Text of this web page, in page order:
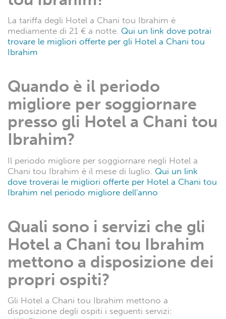
La tariffa degli Hotel a Chani tou Ibrahim è
mediamente di 21 € a notte. Qui un link dove potrai
trovare le migliori offerte per gli Hotel a Chani tou
Ibrahim
Quando è il periodo
migliore per soggiornare
presso gli Hotel a Chani tou
Ibrahim?
Il periodo migliore per soggiornare negli Hotel a
Chani tou Ibrahim è il mese di luglio. Qui un link
dove troverai le migliori offerte per Hotel a Chani tou
Ibrahim nel periodo migliore dell'anno
Quali sono i servizi che gli
Hotel a Chani tou Ibrahim
mettono a disposizione dei
propri ospiti?
Gli Hotel a Chani tou Ibrahim mettono a
disposizione degli ospiti i seguenti servizi: